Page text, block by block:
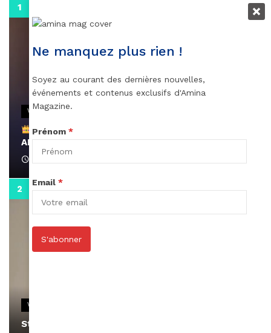
VIDEOS
Remerciements à Ayden pour son message sur
AMINA, le Magazine de la Femme
0:13
VIDEOS
Stacy passe un message
Ne manquez plus rien !
Soyez au courant des dernières nouvelles,
événements et contenus exclusifs d'Amina
Magazine.
Prénom *
Email *
S'abonner